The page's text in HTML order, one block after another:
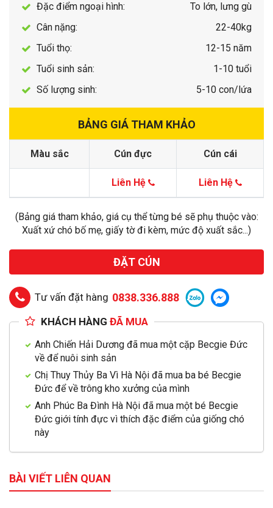
Đặc điểm ngoại hình:
To lớn, lưng gù
Cân nặng:
22-40kg
Tuổi thọ:
12-15 năm
Tuổi sinh sản:
1-10 tuổi
Số lượng sinh:
5-10 con/lứa
BẢNG GIÁ THAM KHẢO
Màu sắc Cún đực Cún cái
Liên Hệ Liên Hệ
(Bảng giá tham khảo, giá cụ thể từng bé sẽ phụ thuộc vào:
Xuất xứ chó bố mẹ, giấy tờ đi kèm, mức độ xuất sắc...)
ĐẶT CÚN
Tư vấn đặt hàng 0838.336.888
KHÁCH HÀNG ĐÃ MUA
Anh Chiến Hải Dương đã mua một cặp Becgie Đức
về để nuôi sinh sản
Chị Thuy Thủy Ba Vì Hà Nội đã mua ba bé Becgie
Đức để về trông kho xưởng của mình
Anh Phúc Ba Đình Hà Nội đã mua một bé Becgie
Đức giới tính đực vì thích đặc điểm của giống chó
này
BÀI VIẾT LIÊN QUAN